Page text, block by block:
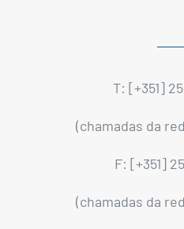
T: [+351]
(chamadas da
F: [+351]
(chamadas da